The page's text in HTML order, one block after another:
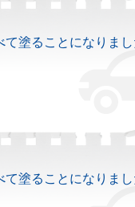
て塗ることになりま
て塗ることになりま